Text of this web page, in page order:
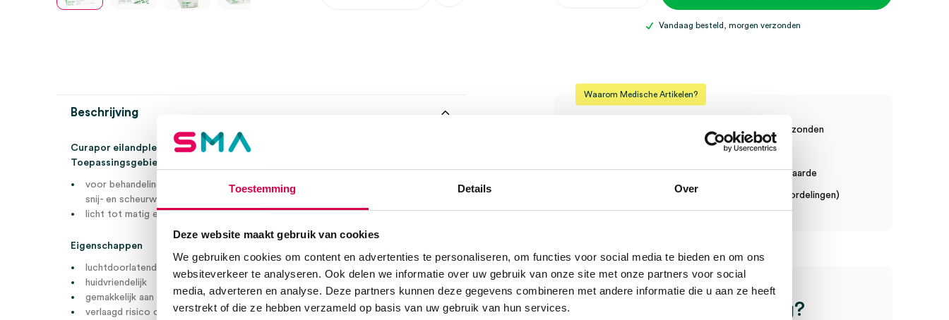
Toestemming Details Over
Deze website maakt gebruik van cookies
We gebruiken cookies om content en advertenties te personaliseren, om functies voor social media te bieden en om ons
websiteverkeer te analyseren. Ook delen we informatie over uw gebruik van onze site met onze partners voor social
media, adverteren en analyse. Deze partners kunnen deze gegevens combineren met andere informatie die u aan ze heeft
verstrekt of die ze hebben verzameld op basis van uw gebruik van hun services.
Vandaag besteld, morgen verzonden
Beschrijving
Curapor eilandpleisters, 7cm x 5cm, steriel, per 100 stuks
Toepassingsgebieden
voor behandeling van postoperatieve, acute en oppervlakkige wonden, en ook
snij- en scheurwonden
licht tot matig exsuderende wonden
Eigenschappen
luchtdoorlatend
huidvriendelijk
gemakkelijk aan te brengen
verlaagd risico op infectie (hechting rondom)
Waarom Medische Artikelen?
Op voorraad? Vandaag besteld, vandaag verzonden
Geen klein order toeslag vanaf €75 bestelwaarde
We scoren een gemiddelde van 7.7! (10 beoordelingen)
Heb je een vraag?